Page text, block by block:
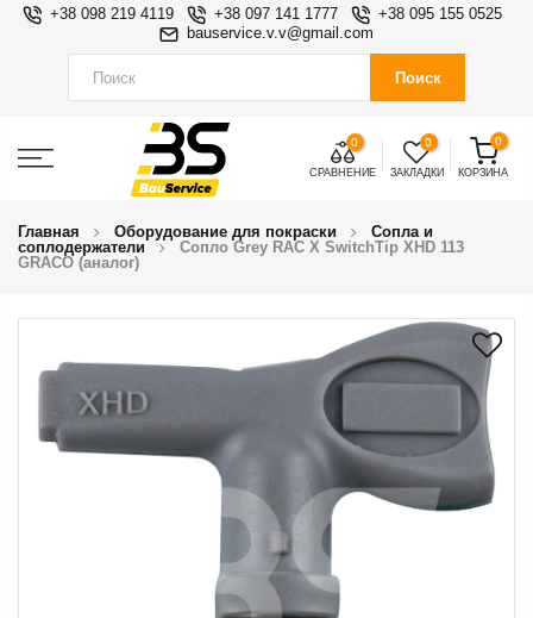
+38 098 219 4119 +38 097 141 1777
+38 095 155 0525
bauservice.v.v@gmail.com
Поиск
0
СРАВНЕНИЕ
0
ЗАКЛАДКИ
0
КОРЗИНА
Главная Оборудование для покраски
Сопла и
соплодержатели
Сопло Grey RAC X SwitchTip XHD 113
GRACO (аналог)